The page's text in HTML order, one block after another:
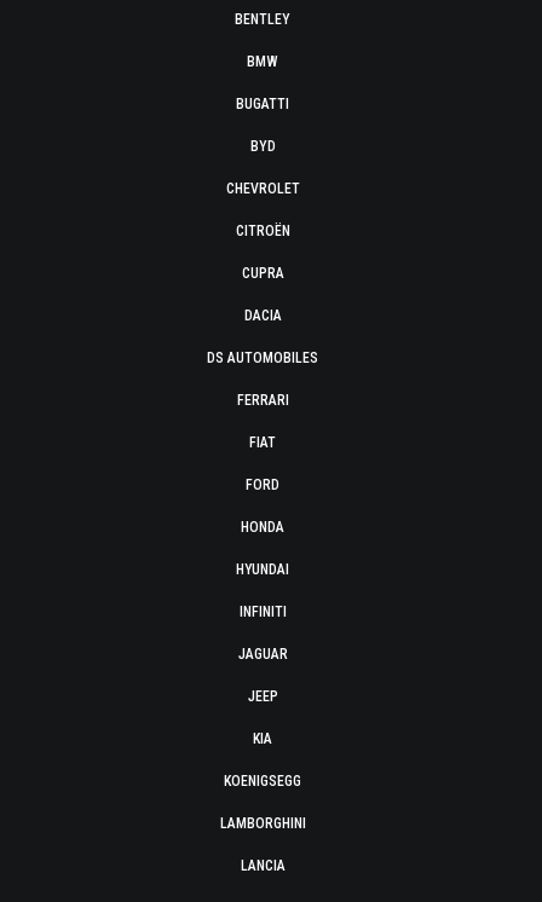
BENTLEY
BMW
BUGATTI
BYD
CHEVROLET
CITROËN
CUPRA
DACIA
DS AUTOMOBILES
FERRARI
FIAT
FORD
HONDA
HYUNDAI
INFINITI
JAGUAR
JEEP
KIA
KOENIGSEGG
LAMBORGHINI
LANCIA